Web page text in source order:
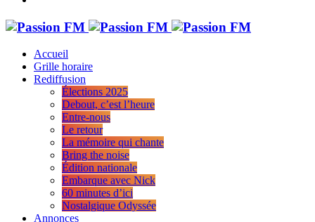
Accueil
Grille horaire
Rediffusion
Élections 2025
Debout, c’est l’heure
Entre-nous
Le retour
La mémoire qui chante
Bring the noise
Édition nationale
Embarque avec Nick
60 minutes d’ici
Nostalgique Odyssée
Annonces